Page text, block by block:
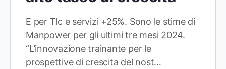
E per Tlc e servizi +25%. Sono le stime di
Manpower per gli ultimi tre mesi 2024.
“L’innovazione trainante per le
prospettive di crescita del nost…